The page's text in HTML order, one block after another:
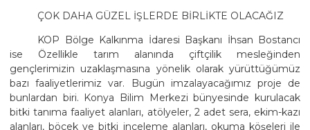
ÇOK DAHA GÜZEL İŞLERDE BİRLİKTE OLACAĞIZ
KOP Bölge Kalkınma İdaresi Başkanı İhsan Bostancı
ise Özellikle tarım alanında çiftçilik mesleğinden
gençlerimizin uzaklaşmasına yönelik olarak yürüttüğümüz
bazı faaliyetlerimiz var. Bugün imzalayacağımız proje de
bunlardan biri. Konya Bilim Merkezi bünyesinde kurulacak
bitki tanıma faaliyet alanları, atölyeler, 2 adet sera, ekim-kazı
alanları, böcek ve bitki inceleme alanları, okuma köşeleri ile